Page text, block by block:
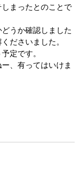
まったとのことで
うか確認しました
ださいました。
定です。
、有ってはいけま